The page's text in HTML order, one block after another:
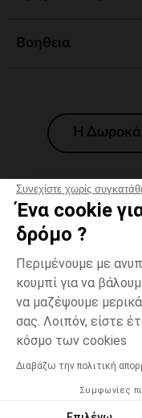
Συνεχίστε χωρίς
Ένα cookie
δρόμο ?
Περιμένουμε με
κουμπί για να
να μαζέψουμε
σας. Λοιπόν, είστε
κόσμο των cookies
Διαβάζω την πολιτική
Συμφωνίες
Λευκό
Βοηθεια
Η
H Orchestra συμμετέχει
μεσολάβησης της